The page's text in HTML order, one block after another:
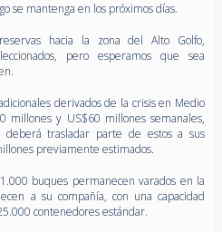
se mantenga en los próximos días.
hacia la zona del Alto Golfo,
pero esperamos que sea
derivados de la crisis en Medio
millones y US$60 millones semanales,
trasladar parte de estos a sus
previamente estimados.
buques permanecen varados en la
a su compañía, con una capacidad
contenedores estándar.